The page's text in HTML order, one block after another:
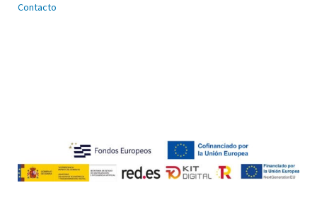
Contacto